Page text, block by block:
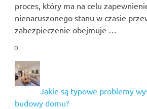
proces, który ma na celu
nienaruszonego stanu w czasie
zabezpieczenie obejmuje …
Jakie są typowe problemy
budowy domu?